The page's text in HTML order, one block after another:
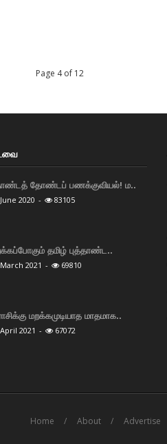
Page 4 of 12
தோண்டப் பணக்குவியல்! ம..
2020 - 83105
தமிழ் புத்தாண்ட..
2021 - 69810
மறக்கமுடியாத மாதமாக..
2021 - 67072
Home About Advertise